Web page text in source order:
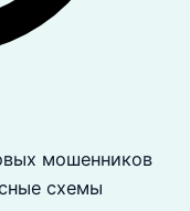
мошенников
схемы